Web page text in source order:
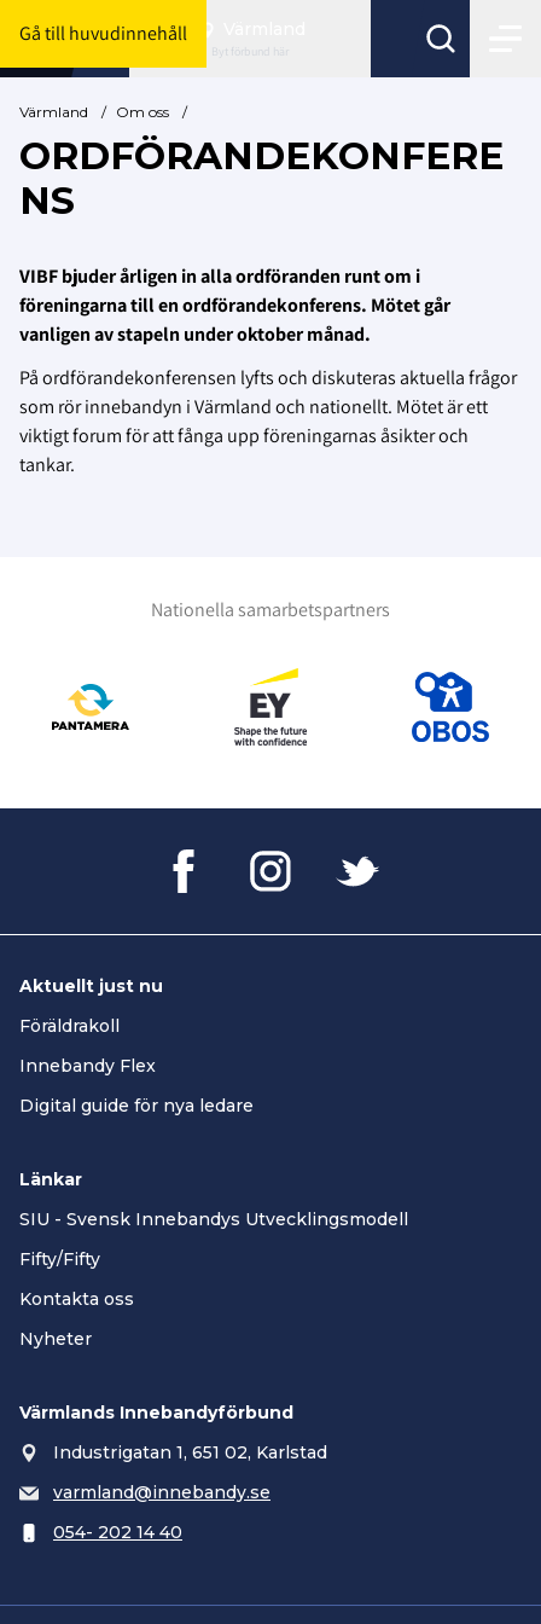
Gå till huvudinnehåll
Byt förbund här
Värmland / Om oss /
ORDFÖRANDEKONFERE
NS
VIBF bjuder årligen in alla ordföranden runt om i
föreningarna till en ordförandekonferens. Mötet går
vanligen av stapeln under oktober månad.
På ordförandekonferensen lyfts och diskuteras aktuella frågor
som rör innebandyn i Värmland och nationellt. Mötet är ett
viktigt forum för att fånga upp föreningarnas åsikter och
tankar.
Nationella samarbetspartners
Aktuellt just nu
Föräldrakoll
Innebandy Flex
Digital guide för nya ledare
Länkar
SIU - Svensk Innebandys Utvecklingsmodell
Fifty/Fifty
Kontakta oss
Nyheter
Värmlands Innebandyförbund
Industrigatan 1, 651 02, Karlstad
varmland@innebandy.se
054- 202 14 40